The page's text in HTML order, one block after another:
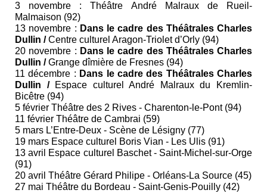
3 novembre : Théâtre André Malraux de Rueil-
Malmaison (92)
13 novembre : Dans le cadre des Théâtrales Charles
Dullin /Centre culturel Aragon-Triolet d’Orly (94)
20 novembre : Dans le cadre des Théâtrales Charles
Dullin /Grange dîmière de Fresnes (94)
11 décembre : Dans le cadre des Théâtrales Charles
Dullin /Espace culturel André Malraux du Kremlin-
Bicêtre (94)
5 février Théâtre des 2 Rives - Charenton-le-Pont (94)
11 février Théâtre de Cambrai (59)
5 mars L’Entre-Deux - Scène de Lésigny (77)
19 mars Espace culturel Boris Vian - Les Ulis (91)
13 avril Espace culturel Baschet - Saint-Michel-sur-Orge
(91)
20 avril Théâtre Gérard Philipe - Orléans-La Source (45)
27 mai Théâtre du Bordeau - Saint-Genis-Pouilly (42)